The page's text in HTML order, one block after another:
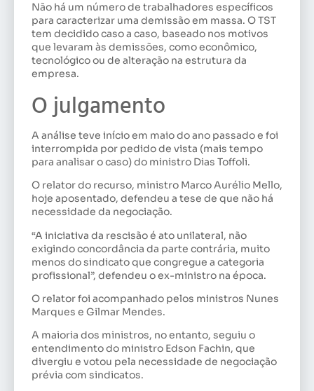
Não há um número de trabalhadores específicos
para caracterizar uma demissão em massa. O TST
tem decidido caso a caso, baseado nos motivos
que levaram às demissões, como econômico,
tecnológico ou de alteração na estrutura da
empresa.
O julgamento
A análise teve início em maio do ano passado e foi
interrompida por pedido de vista (mais tempo
para analisar o caso) do ministro Dias Toffoli.
O relator do recurso, ministro Marco Aurélio Mello,
hoje aposentado, defendeu a tese de que não há
necessidade da negociação.
“A iniciativa da rescisão é ato unilateral, não
exigindo concordância da parte contrária, muito
menos do sindicato que congregue a categoria
profissional”, defendeu o ex-ministro na época.
O relator foi acompanhado pelos ministros Nunes
Marques e Gilmar Mendes.
A maioria dos ministros, no entanto, seguiu o
entendimento do ministro Edson Fachin, que
divergiu e votou pela necessidade de negociação
prévia com sindicatos.